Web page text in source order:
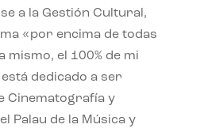
a la Gestión Cultural,
«por encima de todas
mismo, el 100% de mi
dedicado a ser
Cinematografía y
Palau de la Música y